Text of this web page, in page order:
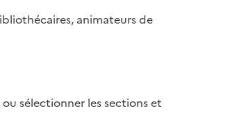
animateurs de
sélectionner les sections et